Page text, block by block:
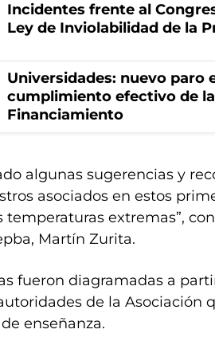
Incidentes frente al
Ley de Inviolabilidad de la
Universidades: nuevo paro
cumplimiento efectivo de
Financiamiento
algunas sugerencias y
asociados en estos
temperaturas extremas”,
Martín Zurita.
fueron diagramadas a
de la Asociación
enseñanza.